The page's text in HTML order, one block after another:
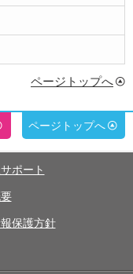
ページトップへ
ページトップへ
ポート
保護方針